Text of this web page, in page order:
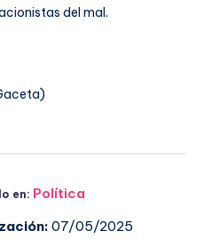
del mal.
en: Política
07/05/2025